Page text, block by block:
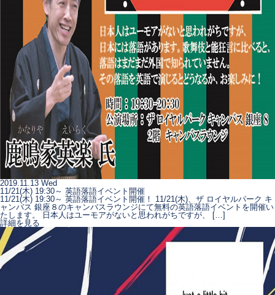
2019.11.13 Wed
11/21(木) 19:30～ 英語落語イベント開催
11/21(木) 19:30～ 英語落語イベント開催！ 11/21(木)、ザ ロイヤルパーク キ
ャンバス 銀座８のキャンバスラウンジにて無料の英語落語イベントを開催い
たします。 日本人はユーモアがないと思われがちですが、 […]
詳細を見る